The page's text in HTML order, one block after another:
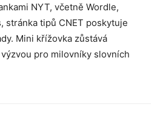
NYT, včetně Wordle,
stránka tipů CNET poskytuje
Mini křížovka zůstává
pro milovníky slovních